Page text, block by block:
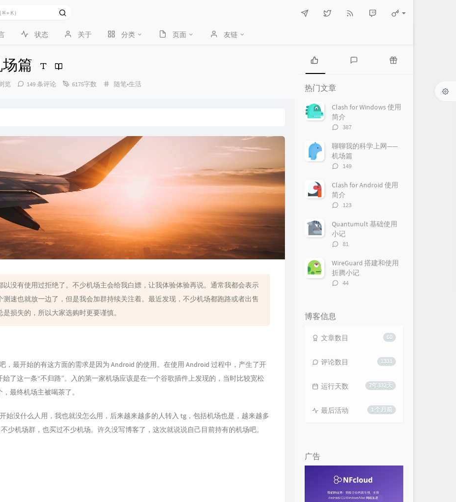
状态 关于 分类 页面 友链
篇
览 149 条评论 6175字数
分
随笔•生活
没有使用过拒绝了。不少机场主会给我白嫖，让我体验体验再说。通常我都会表示
速也就放一边了，但是我会加群持续关注着。最近发现，不少机场都跑路或者出售
损失的，所以大家选购时更要谨慎。
，最开始的有这方面的需求是因为 Android 的使用。在使用 Android 过程中，产生了开
始了这一条“不归路”。入的第一家机场应该是在一个谷歌插件上发现的，当时比较宽松
最终机场主被喝茶了。
始没什么人用，我也就没怎么用，后来越来越多的人转入 tg，包括机场也是，越来越多
少机场群，也买过不少机场。许久没写博客了，这次就说说自己目前持有的机场吧。
热
门
文
章
论
章
热门文章
Clash for Windows 使用
简介
评
数：
387
聊聊我的科学上网——
机场篇
评
数：
149
Clash for Android 使用
简介
评
数：
123
Quantumult 基础使用
小记
评
数：
81
WireGuard 搭建和使用
折腾小记
评
44
博客信息
60
文章数目
1331
评论数目
7年332天
运行天数
1 个月前
最后活动
广告